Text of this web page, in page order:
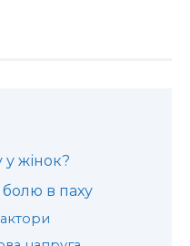
у жінок?
в паху